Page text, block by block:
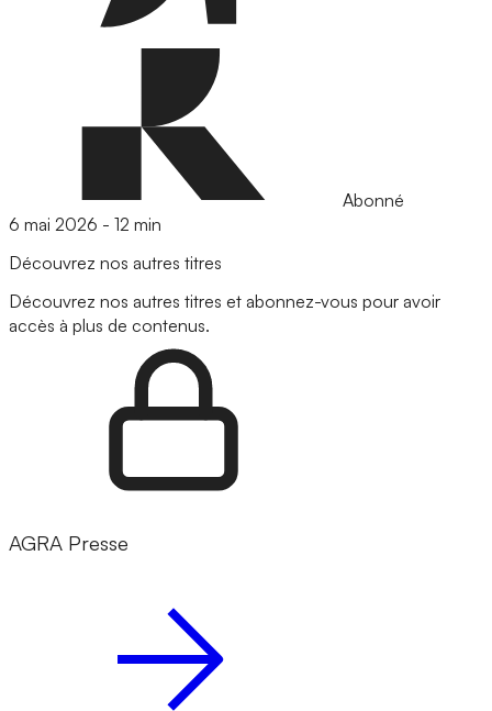
Abonné
6 mai 2026 - 12 min
Découvrez nos autres titres
Découvrez nos autres titres et abonnez-vous pour avoir
accès à plus de contenus.
AGRA Presse